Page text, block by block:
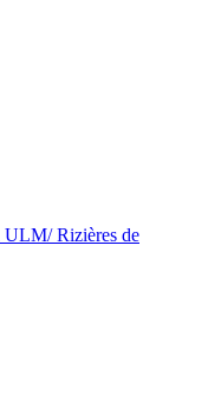
Rizières de